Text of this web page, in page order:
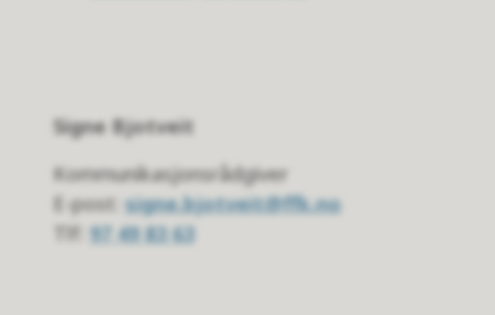
Signe Bjotveit
Kommunikasjonsrådgiver
E-post:signe.bjotveit@ffk.no
Tlf: 97 49 83 63